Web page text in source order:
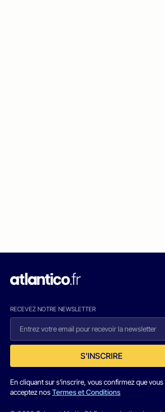
RECEVEZ NOTRE NEWSLETTER
S'INSCRIRE
En cliquant sur s'inscrire, vous confirmez que vous
acceptez nosTermes et Conditions